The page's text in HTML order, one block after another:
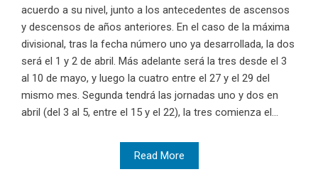
acuerdo a su nivel, junto a los antecedentes de ascensos
y descensos de años anteriores. En el caso de la máxima
divisional, tras la fecha número uno ya desarrollada, la dos
será el 1 y 2 de abril. Más adelante será la tres desde el 3
al 10 de mayo, y luego la cuatro entre el 27 y el 29 del
mismo mes. Segunda tendrá las jornadas uno y dos en
abril (del 3 al 5, entre el 15 y el 22), la tres comienza el...
Read More